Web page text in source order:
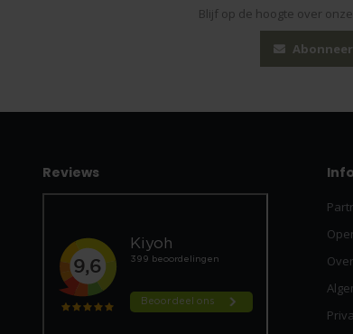
Blijf op de hoogte over
Abonneer
Reviews